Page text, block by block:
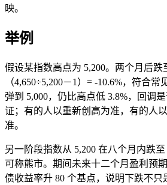
映。
举例
假设某指数高点为 5,200。两个月后跌
（4,650÷5,200－1）= -10.6%，符合
弹到 5,000，仍比高点低 3.8%，回调
证；有的人以重新创高为准，有的人
准。
另一阶段指数从 5,200 在八个月内跌至
可称熊市。期间未来十二个月盈利预
债收益率升 80 个基点，说明下跌不